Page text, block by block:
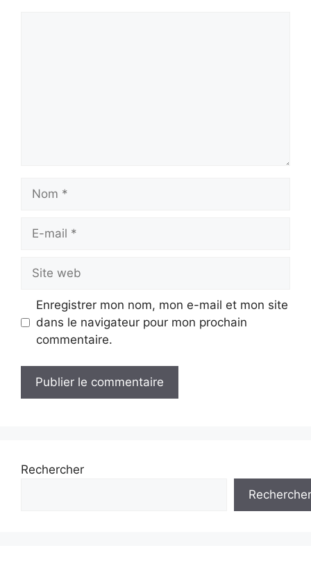
mail
web
Enregistrer mon nom, mon e-mail et mon site
dans le navigateur pour mon prochain
commentaire.
Rechercher
Rechercher